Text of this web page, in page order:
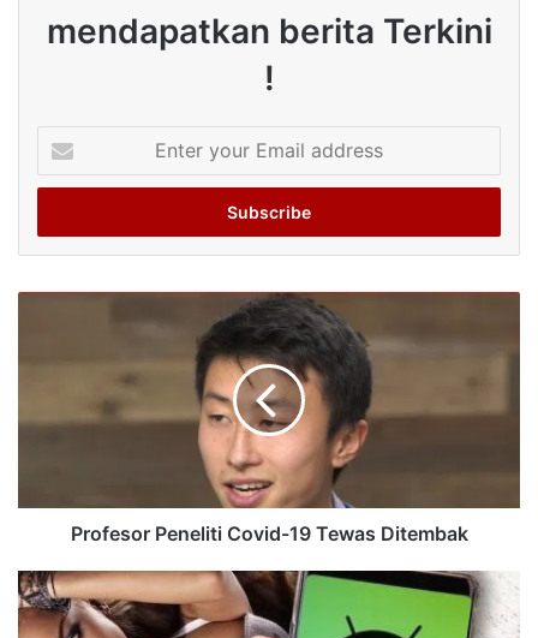
mendapatkan berita Terkini
!
your
Email
Profesor Peneliti Covid-19 Tewas Ditembak